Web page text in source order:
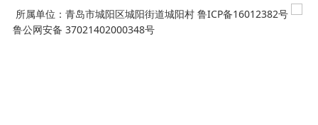
所属单位：青岛市城阳区城阳街道城阳村 鲁ICP备16012382号
鲁公网安备 37021402000348号